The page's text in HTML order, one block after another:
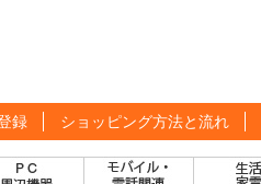
録 ショッピング方法と流れ